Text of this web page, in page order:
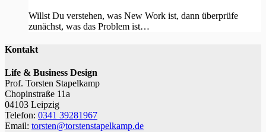
Willst Du verstehen, was New Work ist, dann überprüfe
zunächst, was das Problem ist…
Kontakt
Life & Business Design
Prof. Torsten Stapelkamp
Chopinstraße 11a
04103 Leipzig
Telefon: 0341 39281967
Email: torsten@torstenstapelkamp.de